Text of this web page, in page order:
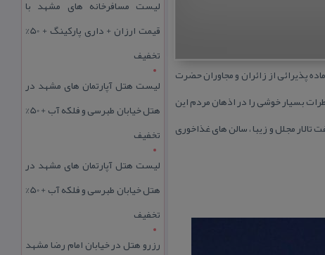
و با بهره برداری از تالارها و رستورانهای هتل هما ۱ مشهد ، این هتل پس از بیش از ۱ دهه ، آماده پذیرائی از زائران و مجاوران حضرت
و خاطرات بسیار خوشی را در اذهان مردم این
است . هتل هما ۱ مشهد با مساحتی بالغ بر ۷۰هزار متر مربع و برخورداری از ۱۲۵ اتاق ، هفت تالار مجلل و زیبا ، سالن های غذاخوری
لیست مسافرخانه های مشهد با
قیمت ارزان + داری پارکینگ + 50%
تخفیف
لیست هتل آپارتمان های مشهد در
هتل خیابان طبرسی و فلکه آب + 50%
تخفیف
لیست هتل آپارتمان های مشهد در
هتل خیابان طبرسی و فلکه آب + 50%
تخفیف
رزرو هتل در خیابان امام رضا مشهد